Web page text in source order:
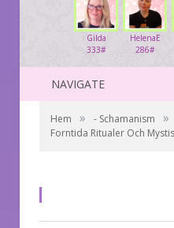
HelenaE
286#
Gilda
333#
NAVIGATE
Hem » - Schamanism »
Forntida Ritualer Och